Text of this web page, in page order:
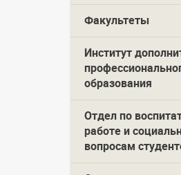
Факультеты
Институт
образования
Отдел по
работе и
вопросам